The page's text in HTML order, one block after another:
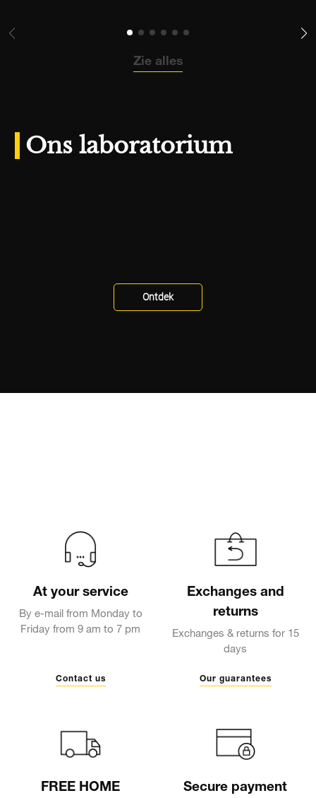
Zie alles
Ons laboratorium
By e-mail from Monday to
Friday from 9 am to 7 pm
returns
Exchanges & returns for 15
days
DELIVERY
Payment on our website is